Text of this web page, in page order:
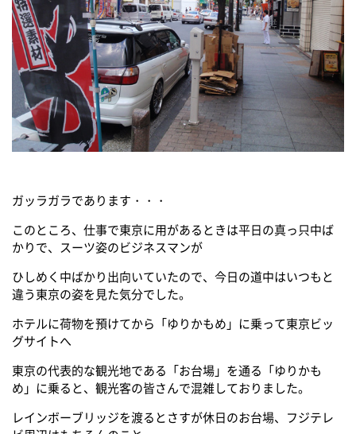
ガッラガラであります・・・
このところ、仕事で東京に用があるときは平日の真っ只中ば
かりで、スーツ姿のビジネスマンが
ひしめく中ばかり出向いていたので、今日の道中はいつもと
違う東京の姿を見た気分でした。
ホテルに荷物を預けてから「ゆりかもめ」に乗って東京ビッ
グサイトへ
東京の代表的な観光地である「お台場」を通る「ゆりかも
め」に乗ると、観光客の皆さんで混雑しておりました。
レインボーブリッジを渡るとさすが休日のお台場、フジテレ